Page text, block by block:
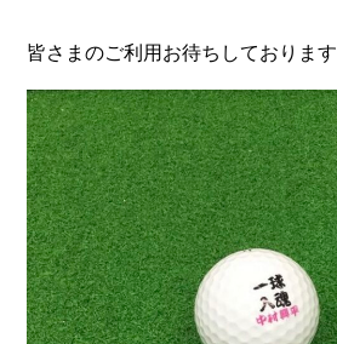
皆さまのご利用お待ちしております